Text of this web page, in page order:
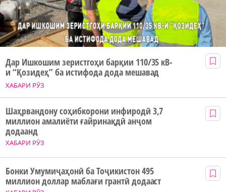
ХАБАРИ РӮЗ
Дар Ишкошим зеристгоҳи барқии 110/35 кВ-
и “Қозидеҳ” ба истифода дода мешавад
ХАБАРИ РӮЗ
Шаҳрвандону соҳибкорони инфиродӣ 3,7
миллион амалиёти ғайринақдӣ анҷом
додаанд
Бонки Умумиҷаҳонӣ ба Тоҷикистон 495
миллион доллар маблағи грантӣ додааст